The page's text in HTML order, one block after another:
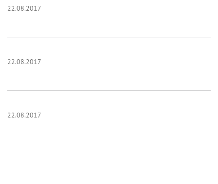
22.08.2017
22.08.2017
22.08.2017